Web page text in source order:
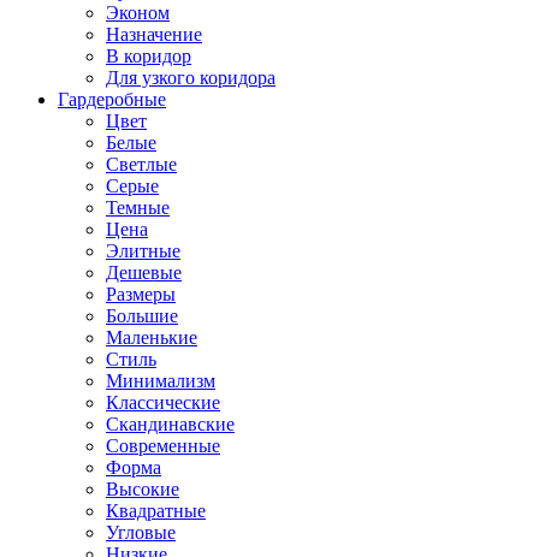
Эконом
Назначение
В коридор
Для узкого коридора
Гардеробные
Цвет
Белые
Светлые
Серые
Темные
Цена
Элитные
Дешевые
Размеры
Большие
Маленькие
Стиль
Минимализм
Классические
Скандинавские
Современные
Форма
Высокие
Квадратные
Угловые